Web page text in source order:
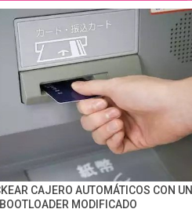
CAJERO AUTOMÁTICOS CON UN
BOOTLOADER MODIFICADO